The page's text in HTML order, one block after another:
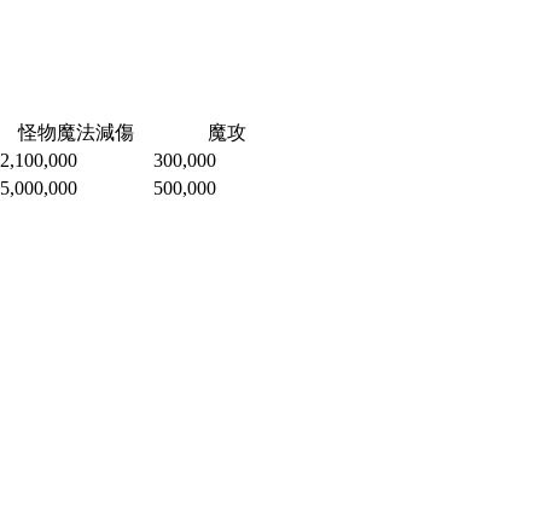
怪物魔法減傷
魔攻
2,100,000
300,000
5,000,000 500,000